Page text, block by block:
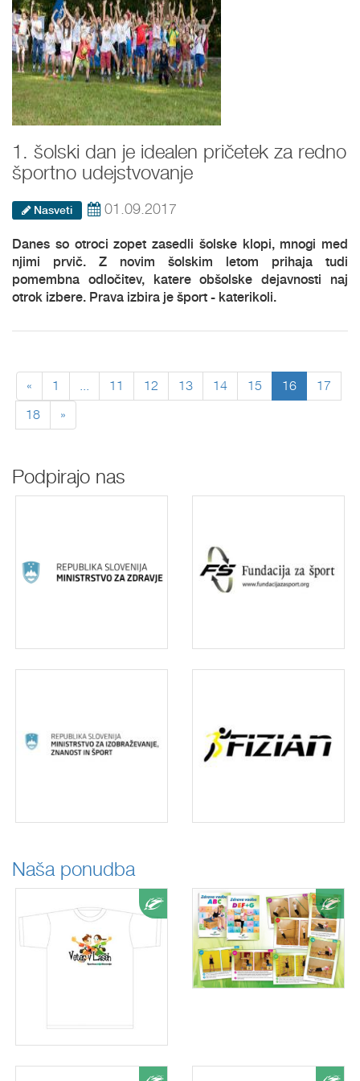
1. šolski dan je idealen pričetek za redno
športno udejstvovanje
Nasveti 01.09.2017
Danes so otroci zopet zasedli šolske klopi, mnogi med
njimi prvič. Z novim šolskim letom prihaja tudi
pomembna odločitev, katere obšolske dejavnosti naj
otrok izbere. Prava izbira je šport - katerikoli.
« 1 ... 11 12 13 14 15 16
17
18
»
Podpirajo nas
Naša ponudba